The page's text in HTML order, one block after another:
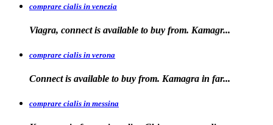
comprare cialis in venezia
Viagra, connect is available to buy from. Kamagr...
comprare cialis in verona
Connect is available to buy from. Kamagra in far...
comprare cialis in messina